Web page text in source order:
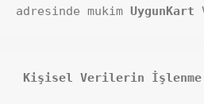
adresinde mukim UygunKart
Kişisel Verilerin İşlenme